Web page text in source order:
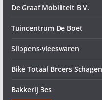
De Graaf Mobiliteit B.V.
Tuincentrum De Boet
Slippens-vleeswaren
Bike Totaal Broers Schagen
Bakkerij Bes